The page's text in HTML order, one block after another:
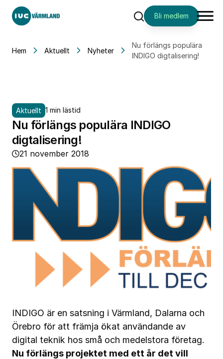
SökBli medlem
Hem Aktuellt Nyheter
Nu förlängs populära
INDIGO digtalisering!
Aktuellt 1 min lästid
Nu förlängs populära INDIGO
digtalisering!
21 november 2018
INDIGO är en satsning i Värmland, Dalarna och
Örebro för att främja ökat användande av
digital teknik hos små och medelstora företag.
Nu förlängs projektet med ett år det vill